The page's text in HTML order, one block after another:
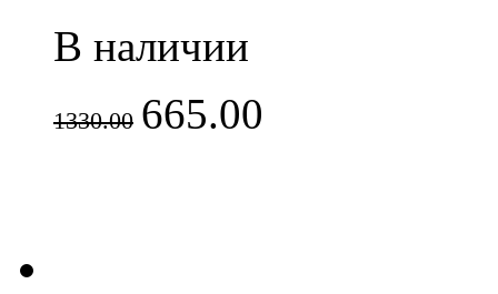
В наличии
1330.00 665.00